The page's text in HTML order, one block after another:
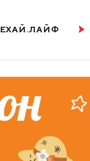
ЕХАЙ.ЛАЙФ